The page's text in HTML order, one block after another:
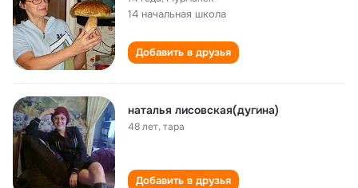
14 начальная школа
Добавить в друзья
наталья лисовская(дугина)
48 лет,тара
Добавить в друзья